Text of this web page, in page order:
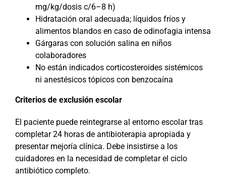
mg/kg/dosis c/6–8 h)
Hidratación oral adecuada; líquidos fríos y
alimentos blandos en caso de odinofagia intensa
Gárgaras con solución salina en niños
colaboradores
No están indicados corticosteroides sistémicos
ni anestésicos tópicos con benzocaína
Criterios de exclusión escolar
El paciente puede reintegrarse al entorno escolar tras
completar 24 horas de antibioterapia apropiada y
presentar mejoría clínica. Debe insistirse a los
cuidadores en la necesidad de completar el ciclo
antibiótico completo.